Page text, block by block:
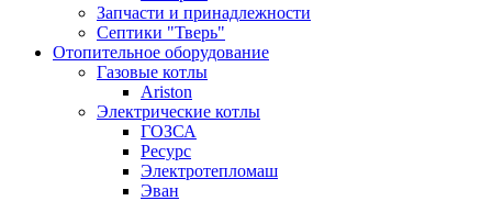
Запчасти и принадлежности
Септики "Тверь"
Отопительное оборудование
Газовые котлы
Ariston
Электрические котлы
ГОЗСА
Ресурс
Электротепломаш
Эван